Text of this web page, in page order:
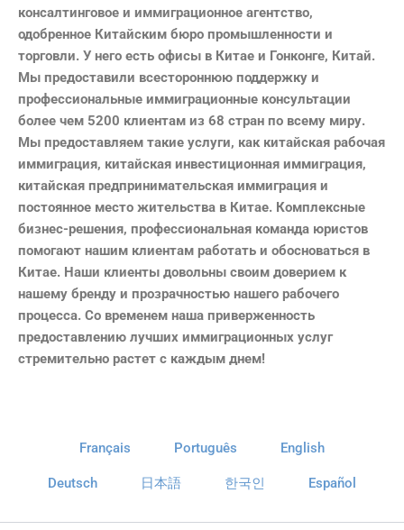
консалтинговое и иммиграционное агентство,
одобренное Китайским бюро промышленности и
торговли. У него есть офисы в Китае и Гонконге, Китай.
Мы предоставили всестороннюю поддержку и
профессиональные иммиграционные консультации
более чем 5200 клиентам из 68 стран по всему миру.
Мы предоставляем такие услуги, как китайская рабочая
иммиграция, китайская инвестиционная иммиграция,
китайская предпринимательская иммиграция и
постоянное место жительства в Китае. Комплексные
бизнес-решения, профессиональная команда юристов
помогают нашим клиентам работать и обосноваться в
Китае. Наши клиенты довольны своим доверием к
нашему бренду и прозрачностью нашего рабочего
процесса. Со временем наша приверженность
предоставлению лучших иммиграционных услуг
стремительно растет с каждым днем!
Français Português English
Deutsch 日本語 한국인 Español